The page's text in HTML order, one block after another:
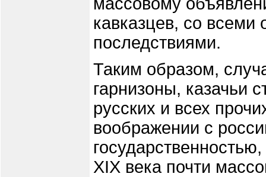
кавказцев, со
последствиями.
Таким образом,
гарнизоны, казачьи
русских и всех
воображении с
XIX века почти